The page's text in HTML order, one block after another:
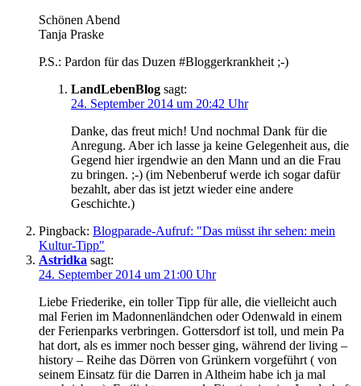
Schönen Abend
Tanja Praske
P.S.: Pardon für das Duzen #Bloggerkrankheit ;-)
LandLebenBlog sagt:
24. September 2014 um 20:42 Uhr
Danke, das freut mich! Und nochmal Dank für die
Anregung. Aber ich lasse ja keine Gelegenheit aus, die
Gegend hier irgendwie an den Mann und an die Frau
zu bringen. ;-) (im Nebenberuf werde ich sogar dafür
bezahlt, aber das ist jetzt wieder eine andere
Geschichte.)
Pingback: Blogparade-Aufruf: "Das müsst ihr sehen: mein
Kultur-Tipp"
Astridka sagt:
24. September 2014 um 21:00 Uhr
Liebe Friederike, ein toller Tipp für alle, die vielleicht auch
mal Ferien im Madonnenländchen oder Odenwald in einem
der Ferienparks verbringen. Gottersdorf ist toll, und mein Pa
hat dort, als es immer noch besser ging, während der living –
history – Reihe das Dörren von Grünkern vorgeführt ( von
seinem Einsatz für die Darren in Altheim habe ich ja mal